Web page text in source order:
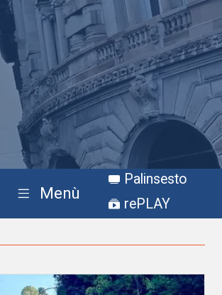
Menù
Palinsesto
rePLAY